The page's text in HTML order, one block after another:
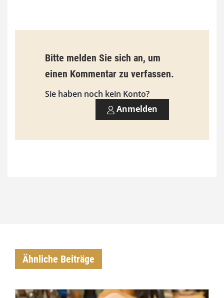
9
3
0
0
Bitte melden Sie sich an, um
einen Kommentar zu verfassen.
Sie haben noch kein Konto?
Anmelden
Ähnliche Beiträge